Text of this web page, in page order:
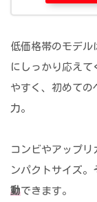
低価格帯のモデル
にしっかり応え
やすく、初めての
力。
コンビやアップリ
ンパクトサイズ。
動できます。